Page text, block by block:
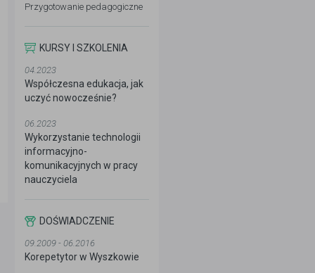
Przygotowanie pedagogiczne
KURSY I SZKOLENIA
04.2023
Współczesna edukacja, jak
uczyć nowocześnie?
06.2023
Wykorzystanie technologii
informacyjno-
komunikacyjnych w pracy
nauczyciela
DOŚWIADCZENIE
09.2009 - 06.2016
Korepetytor w Wyszkowie